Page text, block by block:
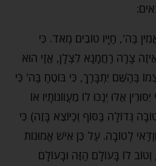
בַּה', חַיָּיו טוֹבִים מְאֹד. כִּי
צָרָה רַחֲמָנָא לִצְלָן, אֲזַי הוּא
בְּהַשֵּׁם יִתְבָּרַךְ, כִּי בּוֹטֵחַ בַּה' כִּי
אֵלּוּ יְנַכּוּ לוֹ מֵעֲווֹנוֹתָיו אוֹ
גְּדוֹלָה בַּסּוֹף וְכַיּוֹצֵא בָּזֶה) כִּי
לְטוֹבָה. עַל כֵּן אִישׁ אֱמוּנוֹת
לוֹ בָּעוֹלָם הַזֶּה וּבָעוֹלָם